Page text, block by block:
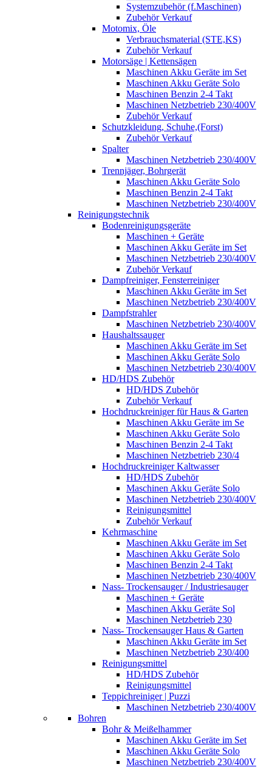
Systemzubehör (f.Maschinen)
Zubehör Verkauf
Motomix, Öle
Verbrauchsmaterial (STE,KS)
Zubehör Verkauf
Motorsäge | Kettensägen
Maschinen Akku Geräte im Set
Maschinen Akku Geräte Solo
Maschinen Benzin 2-4 Takt
Maschinen Netzbetrieb 230/400V
Zubehör Verkauf
Schutzkleidung, Schuhe,(Forst)
Zubehör Verkauf
Spalter
Maschinen Netzbetrieb 230/400V
Trennjäger, Bohrgerät
Maschinen Akku Geräte Solo
Maschinen Benzin 2-4 Takt
Maschinen Netzbetrieb 230/400V
Reinigungstechnik
Bodenreinigungsgeräte
Maschinen + Geräte
Maschinen Akku Geräte im Set
Maschinen Netzbetrieb 230/400V
Zubehör Verkauf
Dampfreiniger, Fensterreiniger
Maschinen Akku Geräte im Set
Maschinen Netzbetrieb 230/400V
Dampfstrahler
Maschinen Netzbetrieb 230/400V
Haushaltssauger
Maschinen Akku Geräte im Set
Maschinen Akku Geräte Solo
Maschinen Netzbetrieb 230/400V
HD/HDS Zubehör
HD/HDS Zubehör
Zubehör Verkauf
Hochdruckreiniger für Haus & Garten
Maschinen Akku Geräte im Se
Maschinen Akku Geräte Solo
Maschinen Benzin 2-4 Takt
Maschinen Netzbetrieb 230/4
Hochdruckreiniger Kaltwasser
HD/HDS Zubehör
Maschinen Akku Geräte Solo
Maschinen Netzbetrieb 230/400V
Reinigungsmittel
Zubehör Verkauf
Kehrmaschine
Maschinen Akku Geräte im Set
Maschinen Akku Geräte Solo
Maschinen Benzin 2-4 Takt
Maschinen Netzbetrieb 230/400V
Nass- Trockensauger / Industriesauger
Maschinen + Geräte
Maschinen Akku Geräte Sol
Maschinen Netzbetrieb 230
Nass- Trockensauger Haus & Garten
Maschinen Akku Geräte im Set
Maschinen Netzbetrieb 230/400
Reinigungsmittel
HD/HDS Zubehör
Reinigungsmittel
Teppichreiniger | Puzzi
Maschinen Netzbetrieb 230/400V
Bohren
Bohr & Meißelhammer
Maschinen Akku Geräte im Set
Maschinen Akku Geräte Solo
Maschinen Netzbetrieb 230/400V